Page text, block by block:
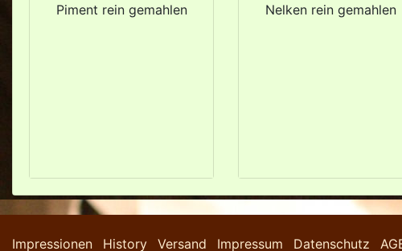
Piment rein gemahlen Nelken rein gemahlen
Impressionen History Versand Impressum Datenschutz